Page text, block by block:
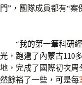
門”，團隊成員都有“案
“我的第一筆科研經
光，跑遍了內蒙古110
地，完成了國際初次
然餘裕了一些，可是每